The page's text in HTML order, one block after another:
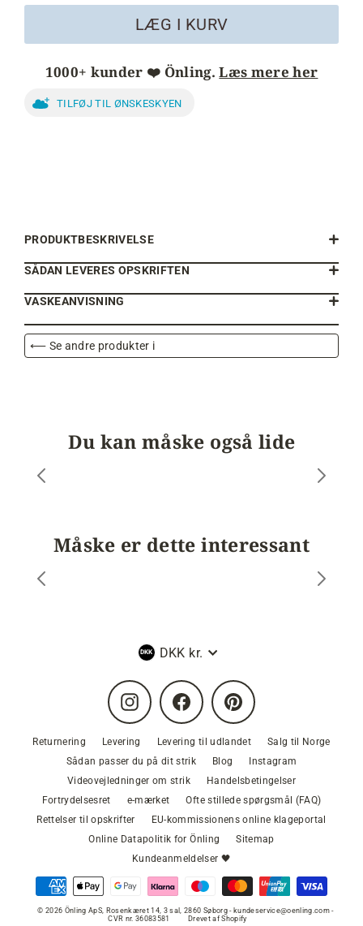
LÆG I KURV
1000+ kunder ❤️ Önling.Læs mere her
TILFØJ TIL ØNSKESKYEN
PRODUKTBESKRIVELSE
SÅDAN LEVERES OPSKRIFTEN
VASKEANVISNING
⟵ Se andre produkter i
Du kan måske også lide
Måske er dette interessant
Valuta
DKK kr.
Instagram Facebook Pinterest
Returnering Levering Levering til udlandet
Salg til Norge
Sådan passer du på dit strik
Blog
Instagram
Videovejledninger om strik
Handelsbetingelser
Fortrydelsesret
e-mærket
Ofte stillede spørgsmål (FAQ)
Rettelser til opskrifter
EU-kommissionens online klageportal
Online Datapolitik for Önling
Sitemap
Kundeanmeldelser 🖤
© 2026 Önling ApS, Rosenkæret 14, 3 sal, 2860 Søborg - kundeservice@oenling.com -
CVR nr. 36083581
Drevet af Shopify